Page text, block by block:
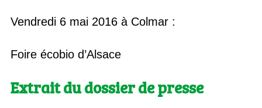
Vendredi 6 mai 2016 à Colmar :
Foire écobio d’Alsace
Extrait du dossier de presse